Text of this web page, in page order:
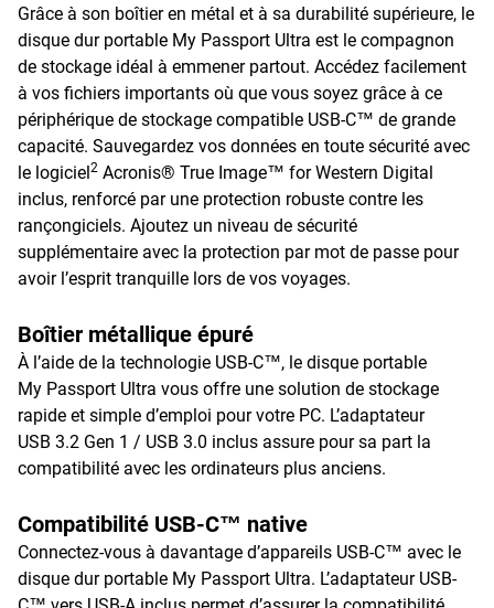
Grâce à son boîtier en métal et à sa durabilité supérieure, le
disque dur portable My Passport Ultra est le compagnon
de stockage idéal à emmener partout. Accédez facilement
à vos fichiers importants où que vous soyez grâce à ce
périphérique de stockage compatible USB-C™ de grande
capacité. Sauvegardez vos données en toute sécurité avec
le logiciel2 Acronis® True Image™ for Western Digital
inclus, renforcé par une protection robuste contre les
rançongiciels. Ajoutez un niveau de sécurité
supplémentaire avec la protection par mot de passe pour
avoir l’esprit tranquille lors de vos voyages.
Boîtier métallique épuré
À l’aide de la technologie USB-C™, le disque portable
My Passport Ultra vous offre une solution de stockage
rapide et simple d’emploi pour votre PC. L’adaptateur
USB 3.2 Gen 1 / USB 3.0 inclus assure pour sa part la
compatibilité avec les ordinateurs plus anciens.
Compatibilité USB-C™ native
Connectez-vous à davantage d’appareils USB-C™ avec le
disque dur portable My Passport Ultra. L’adaptateur USB-